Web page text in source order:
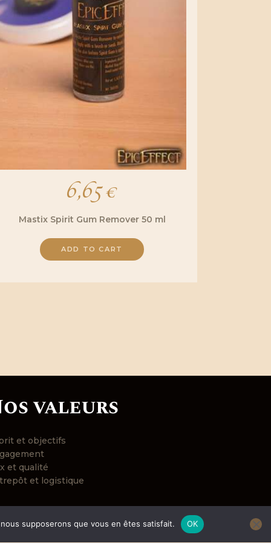
6,65€
Mastix Spirit Gum Remover 50 ml
ADD TO CART
valeurs
et objectifs
et qualité
et logistique
supposerons que vous en êtes satisfait. OK